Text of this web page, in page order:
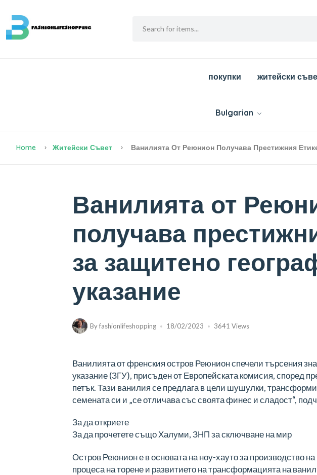
покупки житейски
Bulgarian
Home Житейски Съвет Ванилията От Реюнион Получава Престижния
Ванилията от
получава
за защитено
указание
Byfashionlifeshopping 18/02/2023 3641 Views
Ванилията от френския остров Реюнион спечели търсения
указание (ЗГУ), присъден от Европейската комисия, според
петък. Тази ванилия се предлага в цели шушулки,
семената си и „се отличава със своята финес и сладост“,
За да откриете
За да прочетете също Халуми, ЗНП за сключване на мир
Остров Реюнион е в основата на ноу-хауто за производство
процеса на торене и развитието на трансформацията на